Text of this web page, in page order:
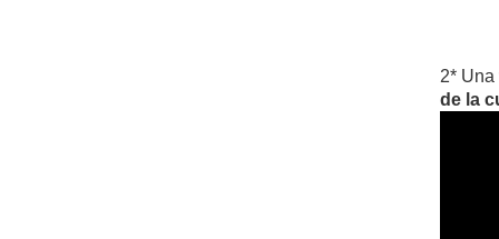
2* Una
de la